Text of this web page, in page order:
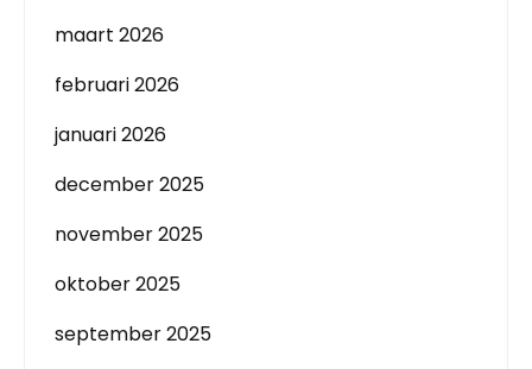
maart 2026
februari 2026
januari 2026
december 2025
november 2025
oktober 2025
september 2025